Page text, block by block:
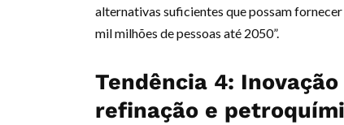
alternativas suficientes que possam
mil milhões de pessoas até 2050”.
Tendência 4:
refinação e